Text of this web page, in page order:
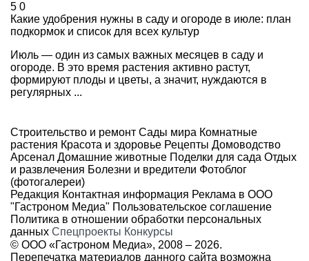
5 0
Какие удобрения нужны в саду и огороде в июле: план
подкормок и список для всех культур
Июль — один из самых важных месяцев в саду и
огороде. В это время растения активно растут,
формируют плоды и цветы, а значит, нуждаются в
регулярных ...
Строительство и ремонт Сады мира Комнатные
растения Красота и здоровье Рецепты Домоводство
Арсенал Домашние животные Поделки для сада Отдых
и развлечения Болезни и вредители Фотоблог
(фотогалереи)
Редакция Контактная информация Реклама в ООО
"Гастроном Медиа" Пользовательское соглашение
Политика в отношении обработки персональных
данных Спецпроекты Конкурсы
© ООО «Гастроном Медиа», 2008 – 2026.
Перепечатка материалов данного сайта возможна